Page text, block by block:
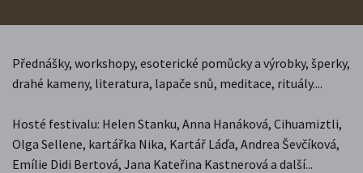
Přednášky, workshopy, esoterické pomůcky a výrobky, šperky,
drahé kameny, literatura, lapače snů, meditace, rituály....
Hosté festivalu: Helen Stanku, Anna Hanáková, Cihuamiztli,
Olga Sellene, kartářka Nika, Kartář Láďa, Andrea Ševčíková,
Emílie Didi Bertová, Jana Kateřina Kastnerová a další...